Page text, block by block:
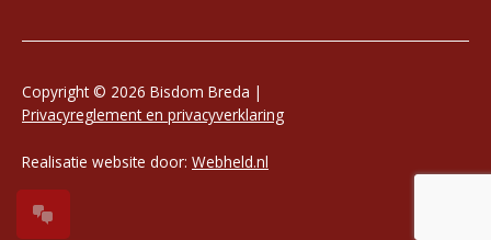
Copyright © 2026 Bisdom Breda |
Privacyreglement en privacyverklaring
Realisatie website door: Webheld.nl